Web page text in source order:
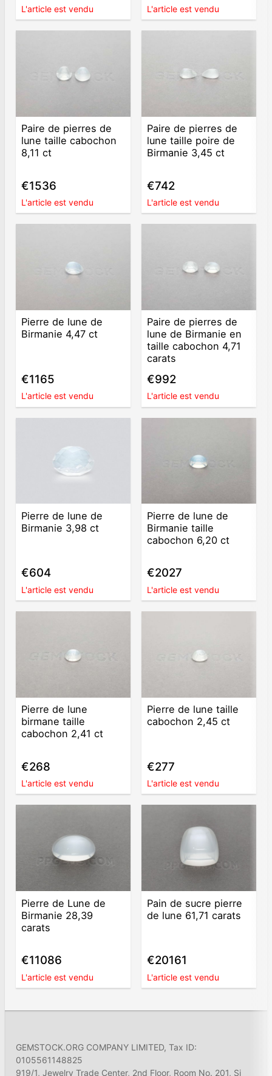
L'article est vendu L'article est vendu
Paire de pierres de
lune taille cabochon
8,11 ct
€1536
L'article est vendu
Paire de pierres de
lune taille poire de
Birmanie 3,45 ct
€742
L'article est vendu
Pierre de lune de
Birmanie 4,47 ct
€1165
L'article est vendu
Paire de pierres de
lune de Birmanie en
taille cabochon 4,71
carats
€992
L'article est vendu
Pierre de lune de
Birmanie 3,98 ct
€604
L'article est vendu
Pierre de lune de
Birmanie taille
cabochon 6,20 ct
€2027
L'article est vendu
Pierre de lune
birmane taille
cabochon 2,41 ct
€268
L'article est vendu
Pierre de lune taille
cabochon 2,45 ct
€277
L'article est vendu
Pierre de Lune de
Birmanie 28,39
carats
€11086
L'article est vendu
Pain de sucre pierre
de lune 61,71 carats
€20161
L'article est vendu
GEMSTOCK.ORG COMPANY LIMITED, Tax ID:
0105561148825
919/1, Jewelry Trade Center, 2nd Floor, Room No. 201, Si